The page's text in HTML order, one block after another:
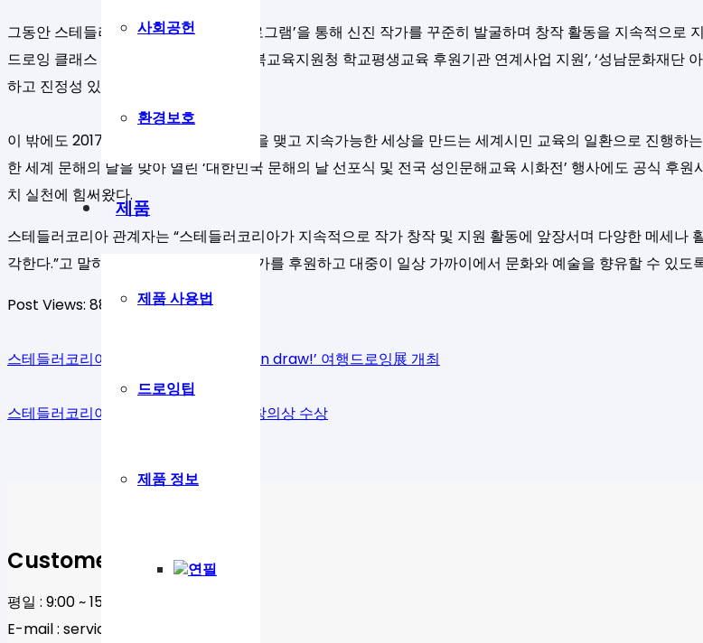
사회공헌
환경보호
제품
제품 사용법
드로잉팁
제품 정보
연필
그동안 스테들러코리아는 ‘작가지원프로그램’을 통해 신진 작가를 꾸준히 발굴하며 창작 활동을 지속적으로
드로잉 클래스 및 전시회 협찬’, ‘성북강북교육지원청 학교평생교육 후원기관 연계사업 지원’, ‘성남문화재단
하고 진정성 있게 노력해 왔다.
이 밖에도 2017년부터 월드비전과 인연을 맺고 지속가능한 세상을 만드는 세계시민 교육의 일환으로 진행하
한 세계 문해의 날을 맞아 열린 ‘대한민국 문해의 날 선포식 및 전국 성인문해교육 시화전’ 행사에도 공식 후
치 실천에 힘써왔다.
스테들러코리아 관계자는 “스테들러코리아가 지속적으로 작가 창작 및 지원 활동에 앞장서며 다양한 메세나
각한다.”고 말하며 “앞으로도 더 많은 작가를 후원하고 대중이 일상 가까이에서 문화와 예술을 향유할 수 있
Post Views: 883
스테들러코리아, 제 2회 ‘Everybody can draw!’ 여행드로잉展 개최
스테들러코리아, 제 24회 ‘메세나대상’ 창의상 수상
Customer service
평일 : 9:00 ~ 15:00(토, 일, 공휴일 휴무)
E-mail : service.kr@staedtler.com